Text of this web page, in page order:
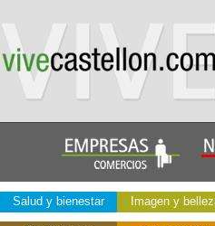
Salud y bienestar Imagen y